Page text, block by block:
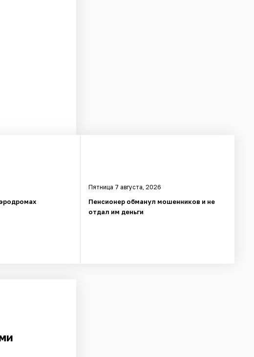
Пятница 7 августа, 2026
Пенсионер обманул мошенников и не
отдал им деньги